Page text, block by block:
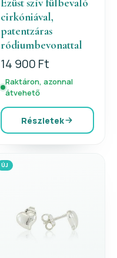
cirkóniával,
patentzáras
ródiumbevonattal
14 900 Ft
Raktáron, azonnal
átvehető
Részletek
ÚJ